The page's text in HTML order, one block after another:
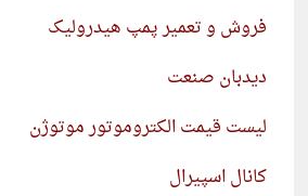
فروش و تعمیر پمپ هیدرولیک
دیدبان صنعت
لیست قیمت الکتروموتور موتوژن
کانال اسپیرال